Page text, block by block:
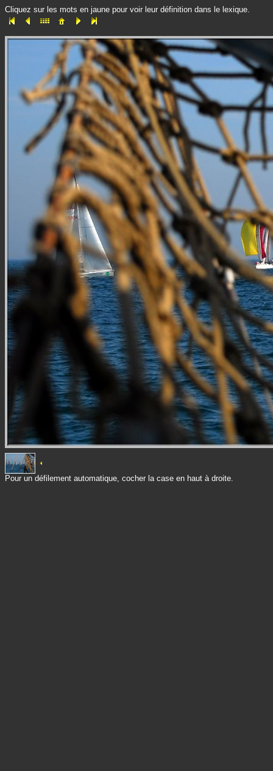
Cliquez sur les mots en jaune pour voir leur définition dans le lexique.
Pour un défilement automatique, cocher la case en haut à droite.